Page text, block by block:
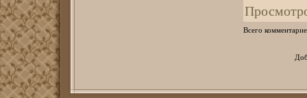
Всего